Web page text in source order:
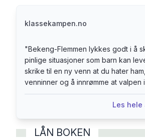
verkende pinlige situasjoner som
Klassekampen
klassekampen.no
"Bekeng-Flemmen lykkes godt i å
pinlige situasjoner som barn kan
skrike til en ny venn at du hater
venninner og å innrømme at valpen
Les hele
LÅN BOKEN